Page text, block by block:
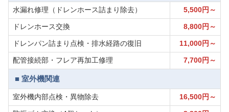
水漏れ修理（ドレンホース詰まり除去） 5,500円～
ドレンホース交換 8,800円～
ドレンパン詰まり点検・排水経路の復旧 11,000円～
配管接続部・フレア再加工修理 7,700円～
■ 室外機関連
室外機内部点検・異物除去 16,500円～